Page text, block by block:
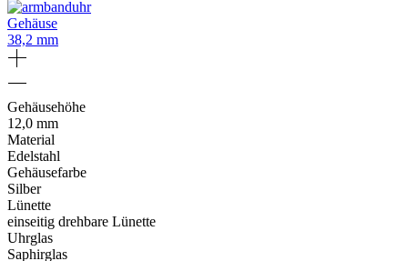
Gehäuse
38,2 mm
Gehäusehöhe
12,0 mm
Material
Edelstahl
Gehäusefarbe
Silber
Lünette
einseitig drehbare Lünette
Uhrglas
Saphirglas